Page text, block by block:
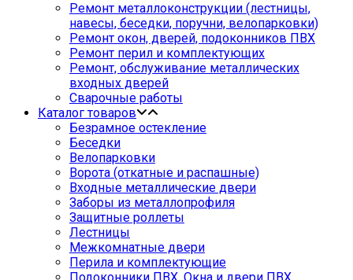
Ремонт металлоконструкции (лестницы,
навесы, беседки, поручни, велопарковки)
Ремонт окон, дверей, подоконников ПВХ
Ремонт перил и комплектующих
Ремонт, обслуживание металлических
входных дверей
Сварочные работы
Каталог товаров
Безрамное остекление
Беседки
Велопарковки
Ворота (откатные и распашные)
Входные металлические двери
Заборы из металлопрофиля
Защитные роллеты
Лестницы
Межкомнатные двери
Перила и комплектующие